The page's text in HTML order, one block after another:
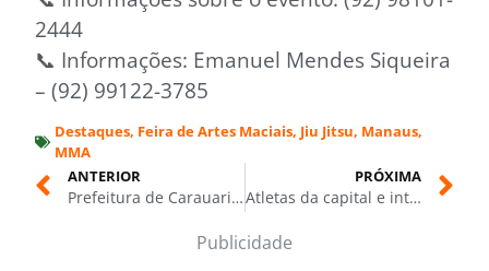
2444
📞 Informações: Emanuel Mendes Siqueira
– (92) 99122-3785
Destaques, Feira de Artes Maciais, Jiu Jitsu, Manaus,
MMA
ANTERIOR
Prefeitura de Carauari intensifica mutirão e leva água e alimentos às famílias afetadas pela seca
PRÓXIMA
Atletas da capital e interior disputam Copa Cidade da Luta neste fim de semana, na Arena Amadeu Teixeira
Publicidade